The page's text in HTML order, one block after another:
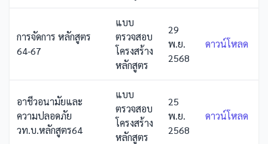
การจัดการ หลักสูตร
64-67
แบบ
ตรวจสอบ
โครงสร้าง
หลักสูตร
29
พ.ย.
2568
ดาวน์โหลด
อาชีวอนามัยและ
ความปลอดภัย
วท.บ.หลักสูตร64
แบบ
ตรวจสอบ
โครงสร้าง
หลักสูตร
25
พ.ย.
2568
ดาวน์โหลด